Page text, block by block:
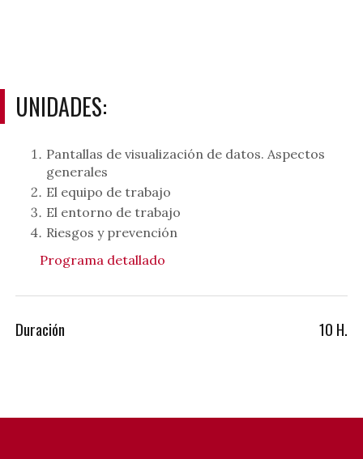
UNIDADES:
Pantallas de visualización de datos. Aspectos
generales
El equipo de trabajo
El entorno de trabajo
Riesgos y prevención
Programa detallado
10 H.
Duración